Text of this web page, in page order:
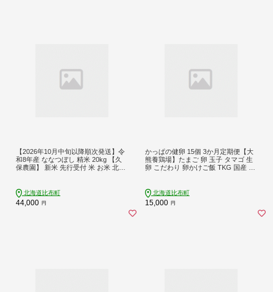
【2026年10月中旬以降順次発送】令
和8年産 ななつぼし 精米 20kg 【久
保農園】 新米 先行受付 米 お米 北海
北海道比布町
44,000 円
かっぱの健卵 15個 3か月定期便【大
熊養鶏場】たまご 卵 玉子 タマゴ 生
卵 こだわり 卵かけご飯 TKG 国産 お
北海道比布町
15,000 円